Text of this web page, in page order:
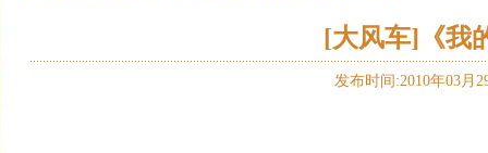
[大风车]《我
发布时间:2010年03月